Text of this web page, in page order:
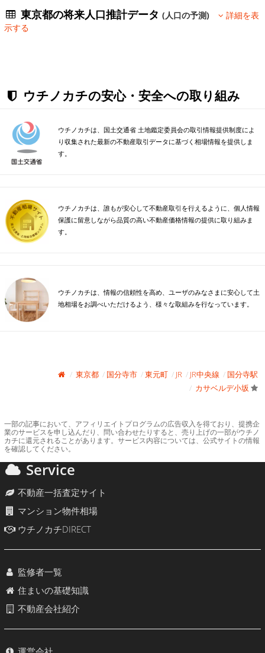
東京都の将来人口推計データ(人口の予測)
詳細を表
示する
ウチノカチの安心・安全への取り組み
ウチノカチは、国土交通省 土地鑑定委員会の取引情報提供制度によ
り収集された最新の不動産取引データに基づく相場情報を提供しま
す。
ウチノカチは、誰もが安心して不動産取引を行えるように、個人情報
保護に留意しながら品質の高い不動産価格情報の提供に取り組みま
す。
ウチノカチは、情報の信頼性を高め、ユーザのみなさまに安心して土
地相場をお調べいただけるよう、様々な取組みを行なっています。
東京都 国分寺市 東元町 JR JR中央線
国分寺駅
カサベルデ小坂
一部の記事において、アフィリエイトプログラムの広告収入を得ており、提携企
業のサービスを申し込んだり、問い合わせたりすると、売り上げの一部がウチノ
カチに還元されることがあります。サービス内容については、公式サイトの情報
を確認してください。
Service
不動産一括査定サイト
マンション物件相場
ウチノカチDIRECT
監修者一覧
住まいの基礎知識
不動産会社紹介